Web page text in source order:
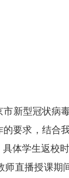
新型冠状病
要求，结合
具体学生返
师直播授课